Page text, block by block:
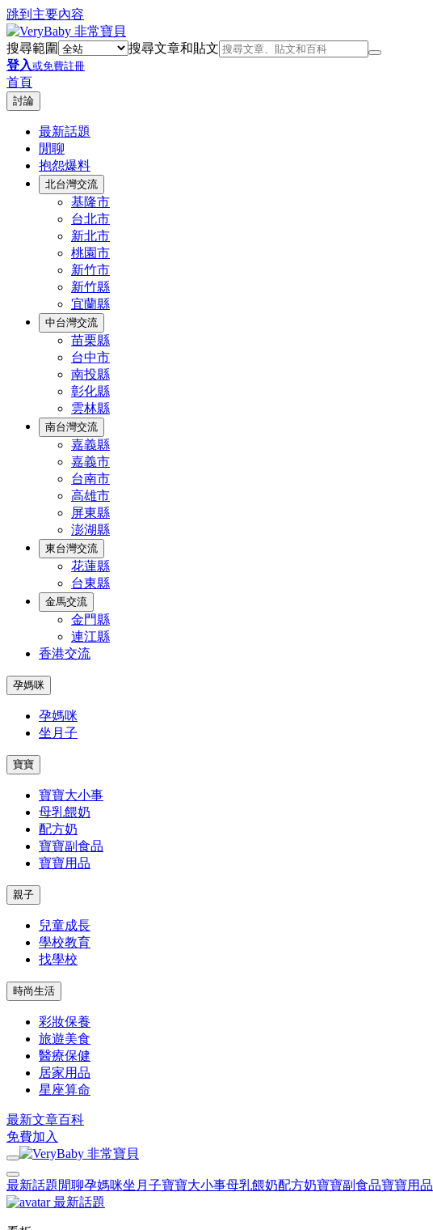
跳到主要內容
搜尋範圍
搜尋文章和貼文
登入或免費註冊
首頁
討論
最新話題
閒聊
抱怨爆料
北台灣交流
基隆市
台北市
新北市
桃園市
新竹市
新竹縣
宜蘭縣
中台灣交流
苗栗縣
台中市
南投縣
彰化縣
雲林縣
南台灣交流
嘉義縣
嘉義市
台南市
高雄市
屏東縣
澎湖縣
東台灣交流
花蓮縣
台東縣
金馬交流
金門縣
連江縣
香港交流
孕媽咪
孕媽咪
坐月子
寶寶
寶寶大小事
母乳餵奶
配方奶
寶寶副食品
寶寶用品
親子
兒童成長
學校教育
找學校
時尚生活
彩妝保養
旅遊美食
醫療保健
居家用品
星座算命
最新文章百科
免費加入
最新話題 閒聊孕媽咪坐月子寶寶大小事母乳餵奶配方奶寶寶副食品寶寶用品
最新話題